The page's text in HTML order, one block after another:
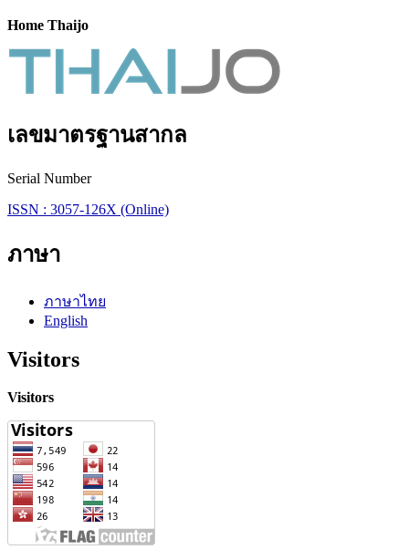
Home Thaijo
เลขมาตรฐานสากล
Serial Number
ISSN : 3057-126X (Online)
ภาษา
ภาษาไทย
English
Visitors
Visitors